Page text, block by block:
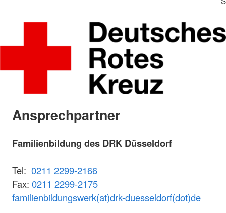
Ansprechpartner
Familienbildung des DRK Düsseldorf
Tel: 0211 2299-2166
Fax: 0211 2299-2175
familienbildungswerk(at)drk-duesseldorf(dot)de